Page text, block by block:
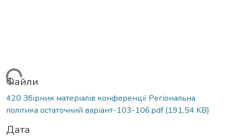
Файли
420 Збірник матеріалів конференції Регіональна
політика остаточний варіант-103-106.pdf(191,54 KB)
Дата